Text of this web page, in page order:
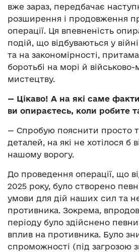
вже зараз, передбачає
розширення і продовження
операції. Ця впевненість
подій, що відбуваються у
та на закономірності,
боротьбі на морі й
мистецтву.
— Цікаво! А на які саме
ви опираєтесь, коли робите
— Спробую пояснити просто
деталей, на які не хотілося б
нашому ворогу.
До проведення операції, що
2025 року, було створено
умови для дій наших сил та
противника. Зокрема,
періоду було здійснено
вплив на противника. Було
спроможності (під загрозою